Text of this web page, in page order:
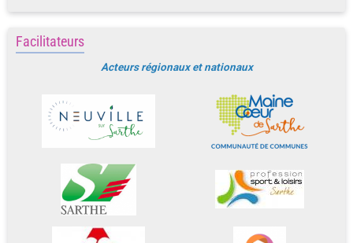
Facilitateurs
Acteurs régionaux et nationaux